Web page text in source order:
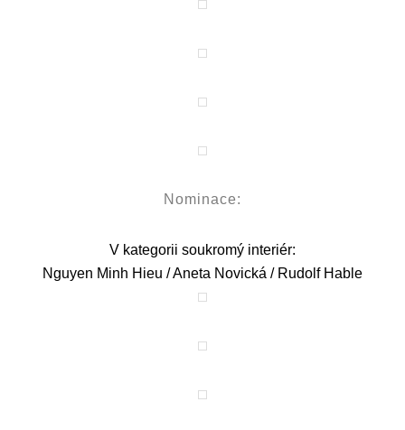
Nominace:
V kategorii soukromý interiér:
Nguyen Minh Hieu / Aneta Novická / Rudolf Hable